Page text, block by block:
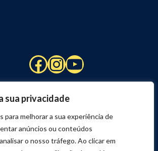
sua privacidade
para melhorar a sua experiência de
anúncios ou conteúdos
o nosso tráfego. Ao clicar em
Facebook
Instagram
YouTube